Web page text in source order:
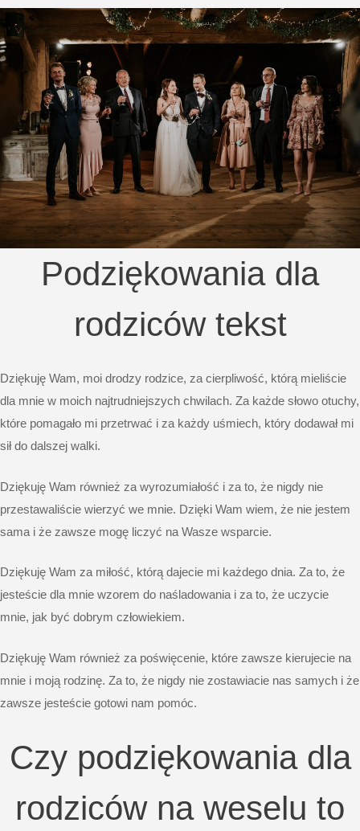
Podziękowania dla
rodziców tekst
Dziękuję Wam, moi drodzy rodzice, za cierpliwość, którą mieliście
dla mnie w moich najtrudniejszych chwilach. Za każde słowo otuchy,
które pomagało mi przetrwać i za każdy uśmiech, który dodawał mi
sił do dalszej walki.
Dziękuję Wam również za wyrozumiałość i za to, że nigdy nie
przestawaliście wierzyć we mnie. Dzięki Wam wiem, że nie jestem
sama i że zawsze mogę liczyć na Wasze wsparcie.
Dziękuję Wam za miłość, którą dajecie mi każdego dnia. Za to, że
jesteście dla mnie wzorem do naśladowania i za to, że uczycie
mnie, jak być dobrym człowiekiem.
Dziękuję Wam również za poświęcenie, które zawsze kierujecie na
mnie i moją rodzinę. Za to, że nigdy nie zostawiacie nas samych i że
zawsze jesteście gotowi nam pomóc.
Czy podziękowania dla
rodziców na weselu to